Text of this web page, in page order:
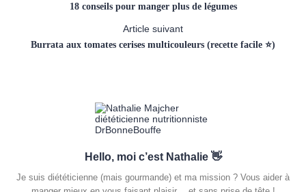
18 conseils pour manger plus de légumes
Article suivant
Burrata aux tomates cerises multicouleurs (recette facile ⭐)
Hello, moi c’est Nathalie 👋
Je suis diététicienne (mais gourmande) et ma mission ? Vous aider à